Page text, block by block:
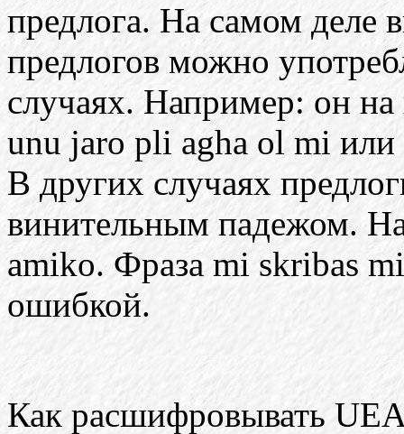
предлога. На самом деле
предлогов можно
случаях. Например: он
unu jaro pli agha ol mi
В других случаях
винительным падежом.
amiko. Фраза mi skribas
ошибкой.
Как расшифровывать